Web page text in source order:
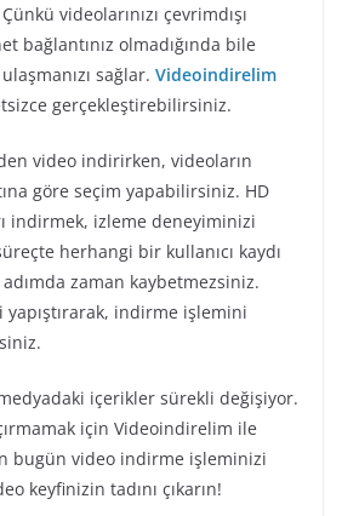
videolarınızı çevrimdışı
bağlantınız olmadığında bile
sağlar. Videoindirelim
gerçekleştirebilirsiniz.
video indirirken, videoların
göre seçim yapabilirsiniz. HD
indirmek, izleme deneyiminizi
herhangi bir kullanıcı kaydı
adımda zaman kaybetmezsiniz.
indirme işlemini
içerikler sürekli değişiyor.
için Videoindirelim ile
bugün video indirme işleminizi
keyfinizin tadını çıkarın!